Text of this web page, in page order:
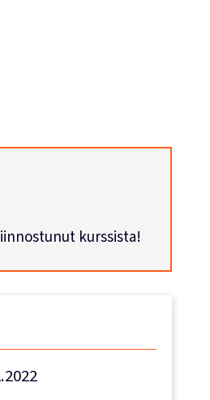
kurssista!